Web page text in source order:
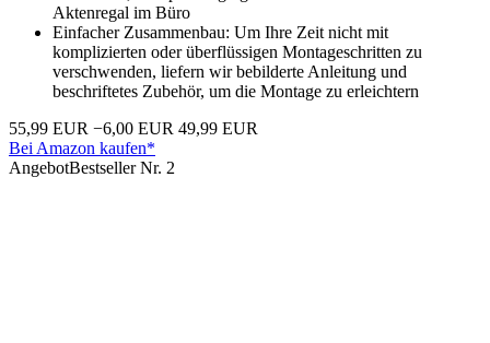
Aktenregal im Büro
Einfacher Zusammenbau: Um Ihre Zeit nicht mit
komplizierten oder überflüssigen Montageschritten zu
verschwenden, liefern wir bebilderte Anleitung und
beschriftetes Zubehör, um die Montage zu erleichtern
55,99 EUR −6,00 EUR 49,99 EUR
Bei Amazon kaufen*
AngebotBestseller Nr. 2